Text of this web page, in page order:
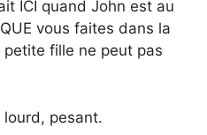
ICI quand John est au
vous faites dans la
petite fille ne peut pas
lourd, pesant.